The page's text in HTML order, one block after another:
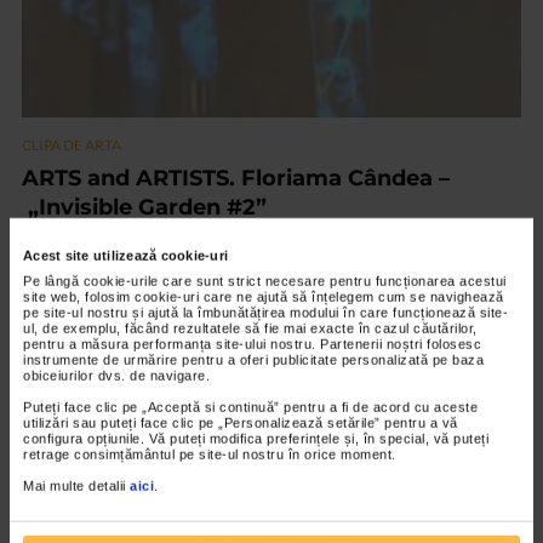
Acest site utilizează cookie-uri
Pe lângă cookie-urile care sunt strict necesare pentru funcționarea acestui
site web, folosim cookie-uri care ne ajută să înțelegem cum se navighează
pe site-ul nostru și ajută la îmbunătățirea modului în care funcționează site-
ul, de exemplu, făcând rezultatele să fie mai exacte în cazul căutărilor,
pentru a măsura performanța site-ului nostru. Partenerii noștri folosesc
instrumente de urmărire pentru a oferi publicitate personalizată pe baza
obiceiurilor dvs. de navigare.
Puteți face clic pe „Acceptă si continuă” pentru a fi de acord cu aceste
utilizări sau puteți face clic pe „Personalizează setările” pentru a vă
configura opțiunile. Vă puteți modifica preferințele și, în special, vă puteți
retrage consimțământul pe site-ul nostru în orice moment.
Mai multe detalii aici
CLIPA DE ARTA
ARTS and ARTISTS. Floriama Cândea –
„Invisible Garden #2”
VIDEO